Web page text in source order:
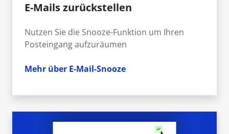
E-Mails zurückstellen
Nutzen Sie die Snooze-Funktion um Ihren
Posteingang aufzuräumen
Mehr über E-Mail-Snooze